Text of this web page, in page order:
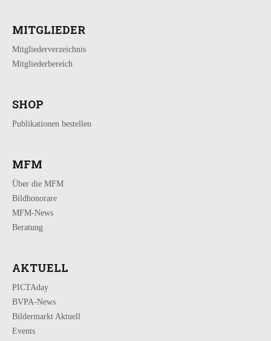
MITGLIEDER
Mitgliederverzeichnis
Mitgliederbereich
SHOP
Publikationen bestellen
MFM
Über die MFM
Bildhonorare
MFM-News
Beratung
AKTUELL
PICTAday
BVPA-News
Bildermarkt Aktuell
Events